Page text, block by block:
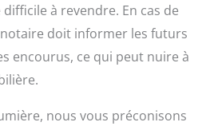
à revendre. En cas de
doit informer les futurs
encourus, ce qui peut nuire à
nous vous préconisons